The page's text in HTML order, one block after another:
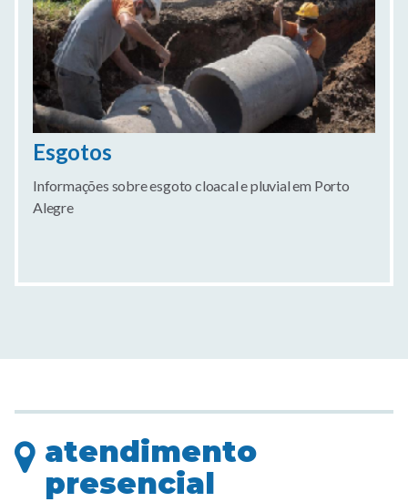
Esgotos
Informações sobre esgoto cloacal e pluvial em Porto
Alegre
atendimento
presencial